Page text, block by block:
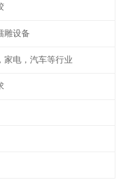
雕设备
家电，汽车等行业